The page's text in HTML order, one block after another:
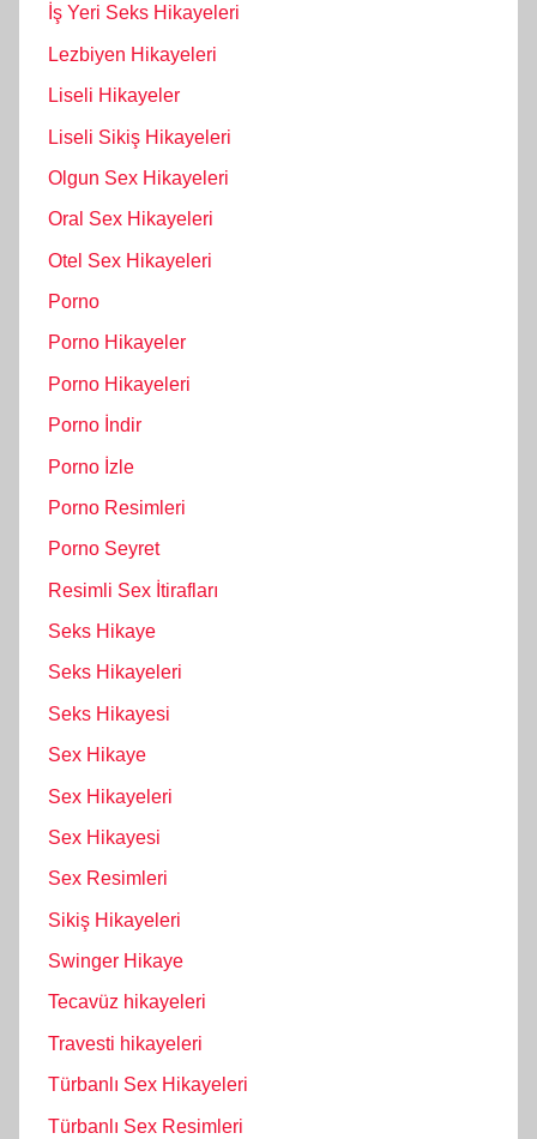
İş Yeri Seks Hikayeleri
Lezbiyen Hikayeleri
Liseli Hikayeler
Liseli Sikiş Hikayeleri
Olgun Sex Hikayeleri
Oral Sex Hikayeleri
Otel Sex Hikayeleri
Porno
Porno Hikayeler
Porno Hikayeleri
Porno İndir
Porno İzle
Porno Resimleri
Porno Seyret
Resimli Sex İtirafları
Seks Hikaye
Seks Hikayeleri
Seks Hikayesi
Sex Hikaye
Sex Hikayeleri
Sex Hikayesi
Sex Resimleri
Sikiş Hikayeleri
Swinger Hikaye
Tecavüz hikayeleri
Travesti hikayeleri
Türbanlı Sex Hikayeleri
Türbanlı Sex Resimleri